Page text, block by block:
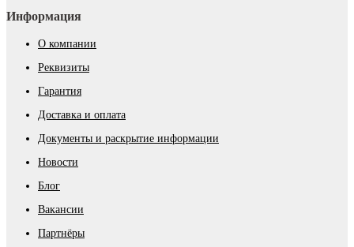
Информация
О компании
Реквизиты
Гарантия
Доставка и оплата
Документы и раскрытие информации
Новости
Блог
Вакансии
Партнёры